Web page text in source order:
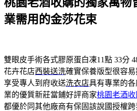
業需用的金莎花束
雙眼皮手術各式膠原蛋白凍11點 33分
花卉花店西裝送洗確實保養版型很容
享受專人到府收送洗衣店具有專業的
業的優質新莊當鋪好評商家桃園老酒收
都優於同其他廠商有保固該說國授權跨